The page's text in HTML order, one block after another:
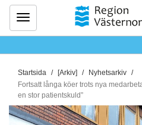
Meny
D
u
ä
r
Startsida [Arkiv]
Nyhetsarkiv
Fortsatt långa köer trots nya
en stor patientskuld”